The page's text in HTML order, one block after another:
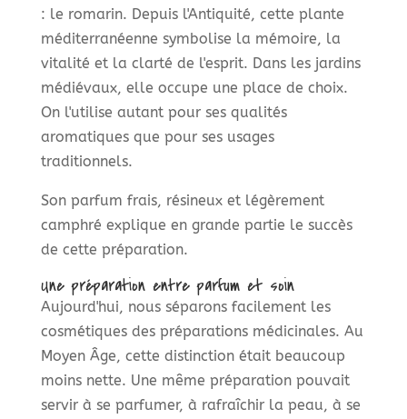
: le romarin. Depuis l'Antiquité, cette plante
méditerranéenne symbolise la mémoire, la
vitalité et la clarté de l'esprit. Dans les jardins
médiévaux, elle occupe une place de choix.
On l'utilise autant pour ses qualités
aromatiques que pour ses usages
traditionnels.
Son parfum frais, résineux et légèrement
camphré explique en grande partie le succès
de cette préparation.
Une préparation entre parfum et soin
Aujourd'hui, nous séparons facilement les
cosmétiques des préparations médicinales. Au
Moyen Âge, cette distinction était beaucoup
moins nette. Une même préparation pouvait
servir à se parfumer, à rafraîchir la peau, à se